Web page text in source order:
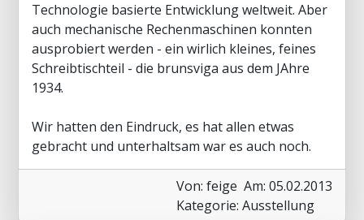
Technologie basierte Entwicklung weltweit. Aber
auch mechanische Rechenmaschinen konnten
ausprobiert werden - ein wirlich kleines, feines
Schreibtischteil - die brunsviga aus dem JAhre
1934.
Wir hatten den Eindruck, es hat allen etwas
gebracht und unterhaltsam war es auch noch.
Von: feige Am: 05.02.2013
Kategorie: Ausstellung